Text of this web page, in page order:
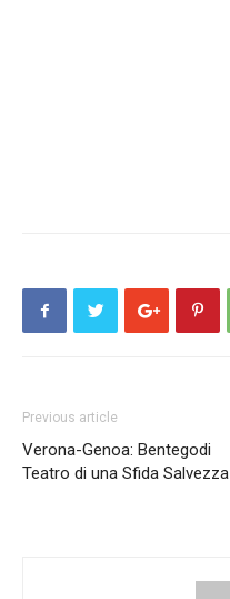
Previous article
Verona-Genoa: Bentegodi
Teatro di una Sfida Salvezza